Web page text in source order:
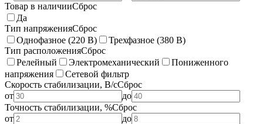
Товар в наличииСброс
Да
Тип напряженияСброс
Однофазное (220 В)
Трехфазное (380 В)
Тип расположенияСброс
Релейный
Электромеханический
Пониженного
напряжения
Сетевой фильтр
Скорость стабилизации, В/сСброс
от
до
Точность стабилизации, %Сброс
от
до